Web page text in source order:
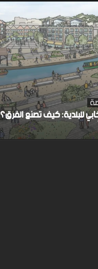
للبلدية: كيف تصنع الفرق؟